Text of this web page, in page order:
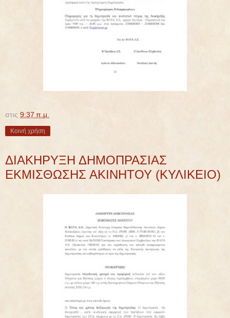
στις 9:37 π.μ.
Κοινή χρήση
ΔΙΑΚΗΡΥΞΗ ΔΗΜΟΠΡΑΣΙΑΣ
ΕΚΜΙΣΘΩΣΗΣ ΑΚΙΝΗΤΟΥ (KΥΛΙΚΕΙΟ)